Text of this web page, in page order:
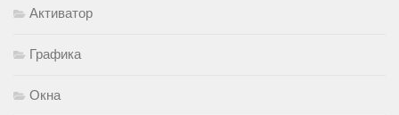
Активатор
Графика
Окна